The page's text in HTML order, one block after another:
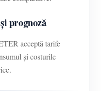
prognoză
acceptă tarife
și costurile